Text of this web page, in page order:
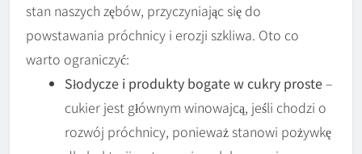
stan naszych zębów, przyczyniając się do
powstawania próchnicy i erozji szkliwa. Oto co
warto ograniczyć:
Słodycze i produkty bogate w cukry proste–
cukier jest głównym winowajcą, jeśli chodzi o
rozwój próchnicy, ponieważ stanowi pożywkę